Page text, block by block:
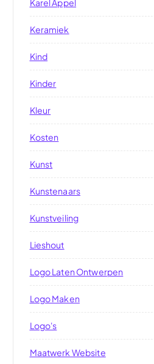
Karel Appel
Keramiek
Kind
Kinder
Kleur
Kosten
Kunst
Kunstenaars
Kunstveiling
Lieshout
Logo Laten Ontwerpen
Logo Maken
Logo's
Maatwerk Website